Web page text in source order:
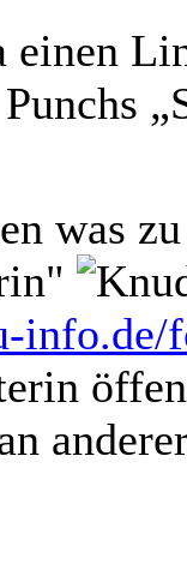
einen
was
info.de/